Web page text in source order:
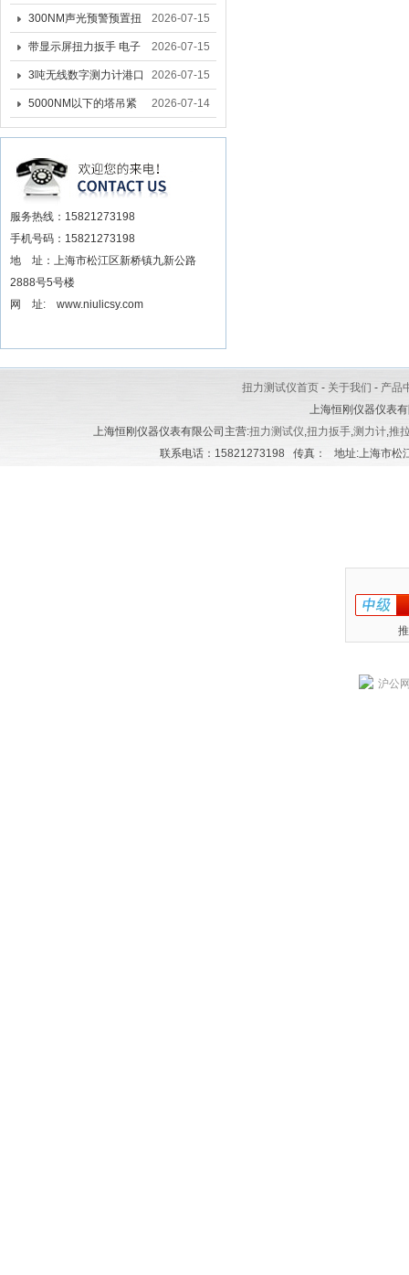
计
螺丝扭力专用扳手厂家
扳手 脚手架扭力检测扳
手 工地扣件扭矩扳手品
牌
300NM声光预警预置扭
力扳手 工业紧固专用数
显扭力工具厂家
2026-07-15
带显示屏扭力扳手 电子
数显扭力扳手 20NM精
准可调力矩扳手品牌
2026-07-15
3吨无线数字测力计港口
吊装专用
2026-07-15
5000NM以下的塔吊紧
固大扭力电动扳手 塔机
安装电动扳手厂家
2026-07-14
服务热线：15821273198
手机号码：15821273198
地 址：上海市松江区新桥镇九新公路
2888号5号楼
网 址: www.niulicsy.com
扭力测试仪首页 - 关于我们 - 产品
上海恒刚仪器仪表
上海恒刚仪器仪表有限公司主营:扭力测试仪,扭力扳手,测力计,推
联系电话：15821273198 传真： 地址:上海市
沪公